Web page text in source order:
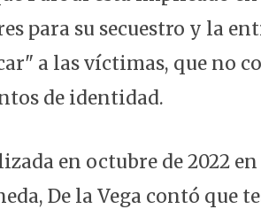
para su secuestro y la
a las víctimas, que no
de identidad.
en octubre de 2022 en
De la Vega contó que